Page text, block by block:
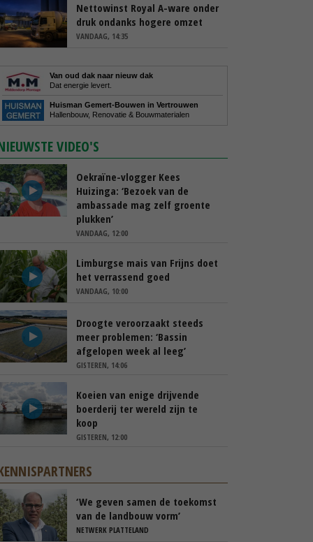
Nettowinst Royal A-ware onder
druk ondanks hogere omzet
VANDAAG, 14:35
Van oud dak naar nieuw dak
Dat energie levert.
Huisman Gemert-Bouwen in Vertrouwen
Hallenbouw, Renovatie & Bouwmaterialen
VIDEO'S
Oekraïne-vlogger Kees
Huizinga: ‘Bezoek van de
ambassade mag zelf groente
plukken’
VANDAAG, 12:00
Limburgse mais van Frijns doet
het verrassend goed
VANDAAG, 10:00
Droogte veroorzaakt steeds
meer problemen: ‘Bassin
afgelopen week al leeg’
GISTEREN, 14:06
Koeien van enige drijvende
boerderij ter wereld zijn te
koop
GISTEREN, 12:00
‘We geven samen de toekomst
van de landbouw vorm’
NETWERK PLATTELAND